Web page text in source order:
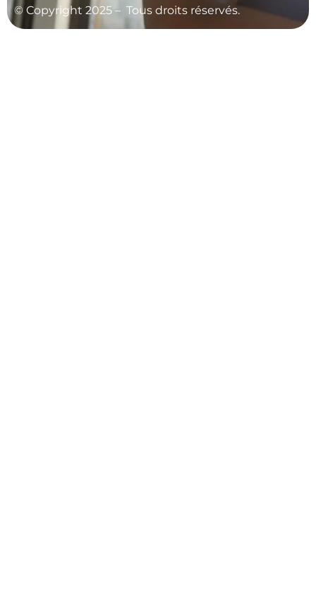
© Copyright 2025 – Tous droits réservés.